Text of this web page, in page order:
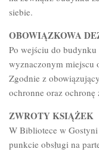
siebie.
OBOWIĄZKOWA
Po wejściu do
wyznaczonym miejscu
Zgodnie z
ochronne oraz ochronę
ZWROTY KSIĄŻEK
W Bibliotece w
punkcie obsługi na